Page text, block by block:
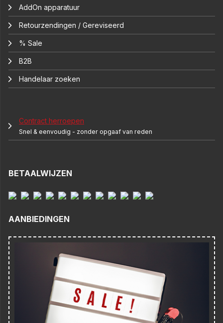
AddOn apparatuur
Retourzendingen / Gereviseerd
% Sale
B2B
Handelaar zoeken
Contract herroepen
Snel & eenvoudig - zonder opgaaf van reden
BETAALWIJZEN
AANBIEDINGEN